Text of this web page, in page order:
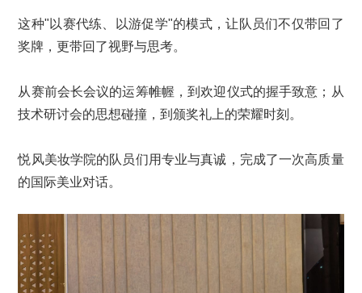
这种"以赛代练、以游促学"的模式，让队员们不仅带回了
奖牌，更带回了视野与思考。
从赛前会长会议的运筹帷幄，到欢迎仪式的握手致意；从
技术研讨会的思想碰撞，到颁奖礼上的荣耀时刻。
悦风美妆学院的队员们用专业与真诚，完成了一次高质量
的国际美业对话。